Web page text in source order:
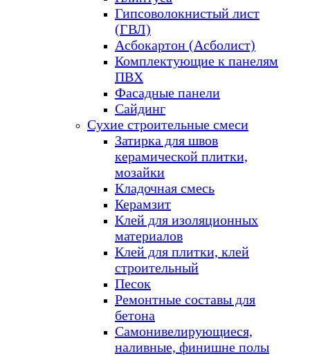
Гипсоволокнистый лист
(ГВЛ)
Асбокартон (Асболист)
Комплектующие к панелям
ПВХ
Фасадные панели
Сайдинг
Сухие строительные смеси
Затирка для швов
керамической плитки,
мозайки
Кладочная смесь
Керамзит
Клей для изоляционных
материалов
Клей для плитки, клей
строительный
Песок
Ремонтные составы для
бетона
Самонивелирующиеся,
наливные, финишне полы